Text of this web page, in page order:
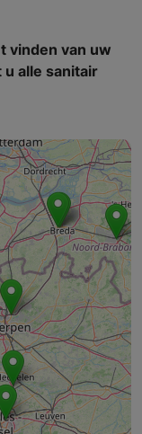
vinden van uw
alle sanitair